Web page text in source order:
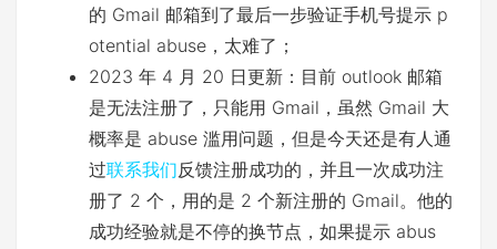
的 Gmail 邮箱到了最后一步验证手机号提示 p
otential abuse，太难了；
2023 年 4 月 20 日更新：目前 outlook 邮箱
是无法注册了，只能用 Gmail，虽然 Gmail 大
概率是 abuse 滥用问题，但是今天还是有人通
过联系我们反馈注册成功的，并且一次成功注
册了 2 个，用的是 2 个新注册的 Gmail。他的
成功经验就是不停的换节点，如果提示 abus